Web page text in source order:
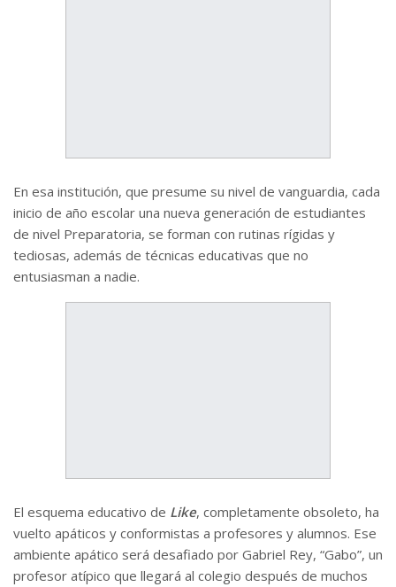
En esa institución, que presume su nivel de vanguardia, cada
inicio de año escolar una nueva generación de estudiantes
de nivel Preparatoria, se forman con rutinas rígidas y
tediosas, además de técnicas educativas que no
entusiasman a nadie.
El esquema educativo de Like, completamente obsoleto, ha
vuelto apáticos y conformistas a profesores y alumnos. Ese
ambiente apático será desafiado por Gabriel Rey, “Gabo”, un
profesor atípico que llegará al colegio después de muchos